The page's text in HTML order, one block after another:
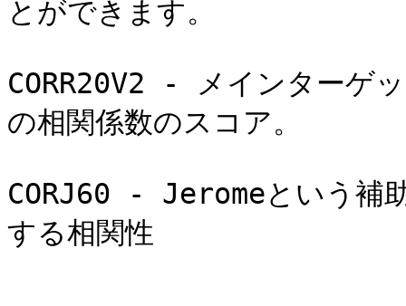
とができます。
CORR20V2 - メインターゲ
の相関係数のスコア。
CORJ60 - Jeromeという補